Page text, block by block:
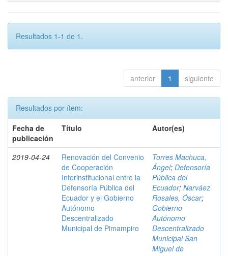
Resultados 1-1 de 1.
anterior 1 siguiente
Resultados por ítem:
Fecha de
publicación
Título Autor(es)
2019-04-24
Renovación del Convenio
de Cooperación
Interinstitucional entre la
Defensoría Pública del
Ecuador y el Gobierno
Autónomo
Descentralizado
Municipal de Pimampiro
Torres Machuca,
Ángel; Defensoría
Pública del
Ecuador; Narváez
Rosales, Óscar;
Gobierno
Autónomo
Descentralizado
Municipal San
Miguel de